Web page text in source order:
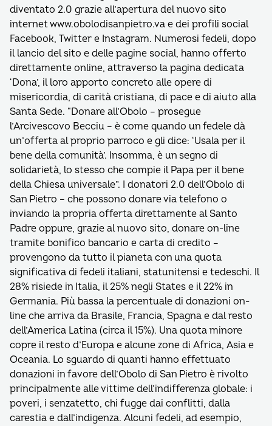
diventato 2.0 grazie all’apertura del nuovo sito
internet www.obolodisanpietro.va e dei profili social
Facebook, Twitter e Instagram. Numerosi fedeli, dopo
il lancio del sito e delle pagine social, hanno offerto
direttamente online, attraverso la pagina dedicata
‘Dona’, il loro apporto concreto alle opere di
misericordia, di carità cristiana, di pace e di aiuto alla
Santa Sede. “Donare all’Obolo – prosegue
l’Arcivescovo Becciu – è come quando un fedele dà
un’offerta al proprio parroco e gli dice: ‘Usala per il
bene della comunità’. Insomma, è un segno di
solidarietà, lo stesso che compie il Papa per il bene
della Chiesa universale”. I donatori 2.0 dell’Obolo di
San Pietro – che possono donare via telefono o
inviando la propria offerta direttamente al Santo
Padre oppure, grazie al nuovo sito, donare on-line
tramite bonifico bancario e carta di credito –
provengono da tutto il pianeta con una quota
significativa di fedeli italiani, statunitensi e tedeschi. Il
28% risiede in Italia, il 25% negli States e il 22% in
Germania. Più bassa la percentuale di donazioni on-
line che arriva da Brasile, Francia, Spagna e dal resto
dell’America Latina (circa il 15%). Una quota minore
copre il resto d’Europa e alcune zone di Africa, Asia e
Oceania. Lo sguardo di quanti hanno effettuato
donazioni in favore dell’Obolo di San Pietro è rivolto
principalmente alle vittime dell’indifferenza globale: i
poveri, i senzatetto, chi fugge dai conflitti, dalla
carestia e dall’indigenza. Alcuni fedeli, ad esempio,